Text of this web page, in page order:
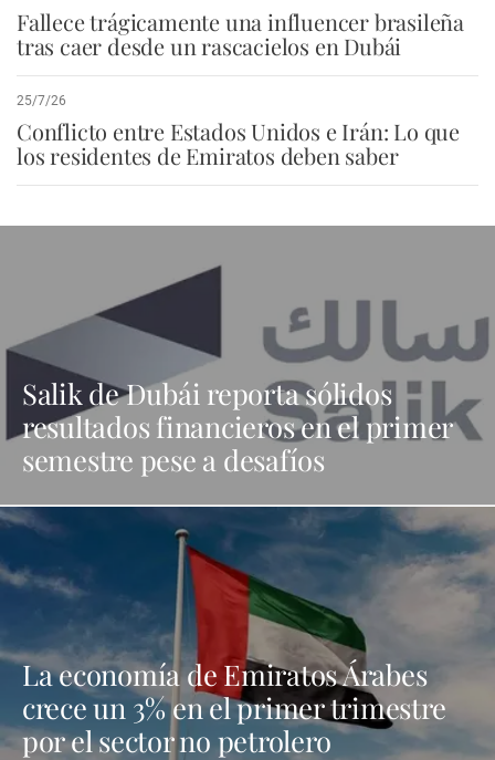
Fallece trágicamente una influencer brasileña
tras caer desde un rascacielos en Dubái
25/7/26
Conflicto entre Estados Unidos e Irán: Lo que
los residentes de Emiratos deben saber
Salik de Dubái reporta sólidos
resultados financieros en el primer
semestre pese a desafíos
La economía de Emiratos Árabes
crece un 3% en el primer trimestre
por el sector no petrolero